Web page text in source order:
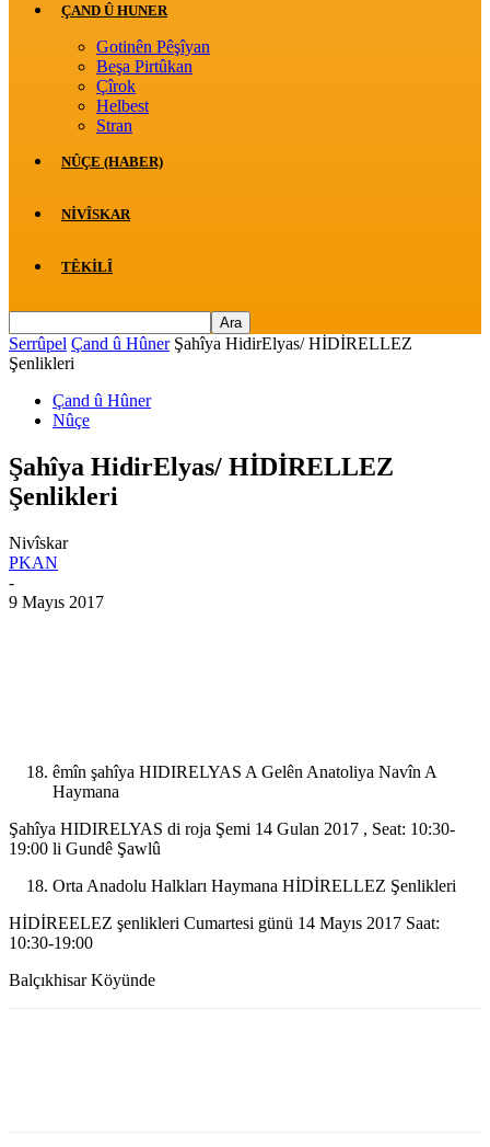
ÇAND Û HUNER
Gotinên Pêşîyan
Beşa Pirtûkan
Çîrok
Helbest
Stran
NÛÇE (HABER)
NIVÎSKAR
TÊKILÎ
Serrûpel Çand û Hûner Şahîya HidirElyas/ HİDİRELLEZ
Şenlikleri
Çand û Hûner
Nûçe
Şahîya HidirElyas/ HİDİRELLEZ
Şenlikleri
Nivîskar
PKAN
-
9 Mayıs 2017
êmîn şahîya HIDIRELYAS A Gelên Anatoliya Navîn A
Haymana
Şahîya HIDIRELYAS di roja Şemi 14 Gulan 2017 , Seat: 10:30-
19:00 li Gundê Şawlû
Orta Anadolu Halkları Haymana HİDİRELLEZ Şenlikleri
HİDİREELEZ şenlikleri Cumartesi günü 14 Mayıs 2017 Saat:
10:30-19:00
Balçıkhisar Köyünde